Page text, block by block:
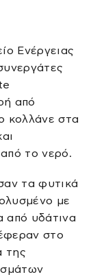
Ενέργειας
από
κολλάνε στα
το νερό.
τα φυτικά
με
από υδάτινα
στο
της